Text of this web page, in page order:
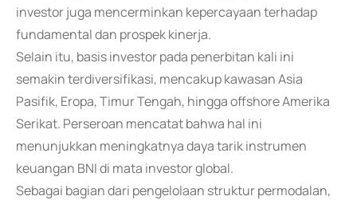
investor juga mencerminkan kepercayaan terhadap
fundamental dan prospek kinerja.
Selain itu, basis investor pada penerbitan kali ini
semakin terdiversifikasi, mencakup kawasan Asia
Pasifik, Eropa, Timur Tengah, hingga offshore Amerika
Serikat. Perseroan mencatat bahwa hal ini
menunjukkan meningkatnya daya tarik instrumen
keuangan BNI di mata investor global.
Sebagai bagian dari pengelolaan struktur permodalan,